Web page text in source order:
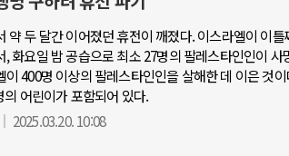
약 두 달간 이어졌던 휴전이 깨졌다. 이스라엘이 이
, 화요일 밤 공습으로 최소 27명의 팔레스타인인이 사
이 400명 이상의 팔레스타인인을 살해한 데 이은 것
의 어린이가 포함되어 있다.
2025.03.20. 10:08